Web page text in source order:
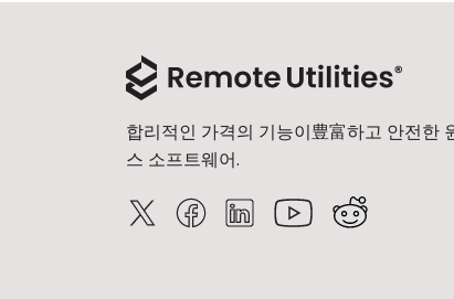
합리적인 가격의 기능이豊富하고 안전한
스 소프트웨어.